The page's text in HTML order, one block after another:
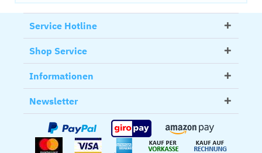
Service Hotline
Shop Service
Informationen
Newsletter